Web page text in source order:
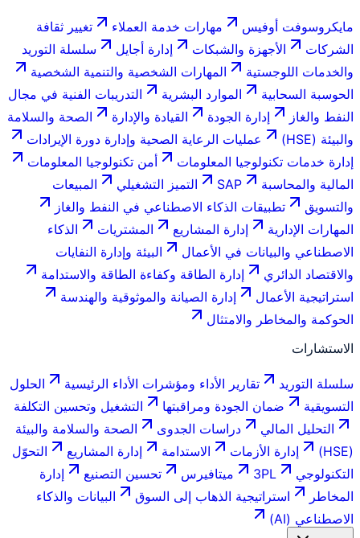
مايكروسوفت أوفيس مهارات خدمة العملاء
تغيير ثقافة
الشركات
الأجهزة والشبكات إدارة أجايل
سلسلة التوريد
والخدمات اللوجستية
المهارات الشخصية والتنمية الشخصية
الحوسبة السحابية
الموارد البشرية
التدريبات الفنية في مجال
النفط والغاز
إدارة الجودة القيادة والإدارة
الصحة والسلامة
والبيئة (HSE)
عمليات الرعاية الصحية وإدارة دورة الإيرادات
إدارة خدمات تكنولوجيا المعلومات
أمن تكنولوجيا المعلومات
المالية والمحاسبة
SAP التميز التشغيلي
المبيعات
والتسويق
تطبيقات الذكاء الاصطناعي في النفط والغاز
المهارات الإدارية
إدارة المشاريع المشتريات
الذكاء
الاصطناعي والبيانات في الأعمال
البيئة وإدارة النفايات
والاقتصاد الدائري
إدارة الطاقة وكفاءة الطاقة والاستدامة
استراتيجية الأعمال
إدارة الصيانة والموثوقية والهندسة
الحوكمة والمخاطر والامتثال
الاستشارات
سلسلة التوريد تقارير الأداء ومؤشرات الأداء الرئيسية
الحلول
التسويقية
ضمان الجودة ومراقبتها
التشغيل وتحسين التكلفة
التحليل المالي
دراسات الجدوى
الصحة والسلامة والبيئة
(HSE)
إدارة الأزمات الاستدامة إدارة المشاريع
التحوّل
التكنولوجي
3PL ميتافيرس تحسين التصنيع
إدارة
المخاطر
استراتيجية الذهاب إلى السوق
البيانات والذكاء
الاصطناعي (AI)